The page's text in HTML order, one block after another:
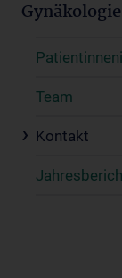
Team
Kontakt